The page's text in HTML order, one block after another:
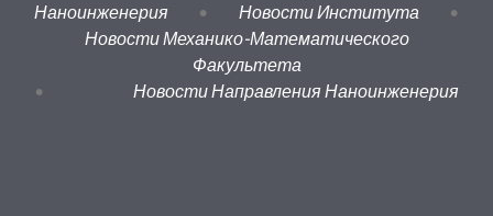
Наноинженерия
• Новости Института
•
Новости Механико-Математического
Факультета
•
Новости Направления Наноинженерия